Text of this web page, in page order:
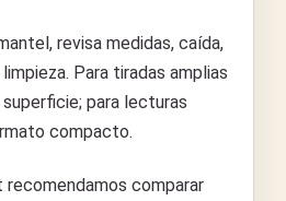
revisa medidas, caída,
Para tiradas amplias
para lecturas
compacto.
recomendamos comparar